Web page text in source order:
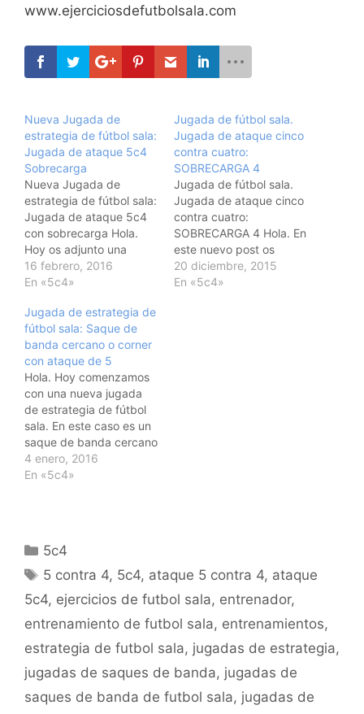
www.ejerciciosdefutbolsala.com
Nueva Jugada de
estrategia de fútbol sala:
Jugada de ataque 5c4
Sobrecarga
Nueva Jugada de
estrategia de fútbol sala:
Jugada de ataque 5c4
con sobrecarga Hola.
Hoy os adjunto una
nueva jugada de
estrategia de fútbol sala.
jugada de ataque 5c4
con sobrecarga en uno
de los lados del ataque.
Dentro de esta
sobrecarga se busca
una…
16 febrero, 2016
En «5c4»
Jugada de fútbol sala.
Jugada de ataque cinco
contra cuatro:
SOBRECARGA 4
Jugada de fútbol sala.
Jugada de ataque cinco
contra cuatro:
SOBRECARGA 4 Hola. En
este nuevo post os
adjunto es nuevas ideas
de ataque 5c4 con
20 diciembre, 2015
En «5c4»
Jugada de estrategia de
fútbol sala: Saque de
banda cercano o corner
con ataque de 5
Hola. Hoy comenzamos
con una nueva jugada
de estrategia de fútbol
sala. En este caso es un
saque de banda cercano
o corner con ataque de
cinco contra cuatro. Os
os ocurren muchas más.
No lo dudo.…
4 enero, 2016
En «5c4»
Categorías
5c4
Etiquetas
5 contra 4, 5c4, ataque 5 contra 4, ataque
5c4, ejercicios de futbol sala, entrenador,
entrenamiento de futbol sala, entrenamientos,
estrategia de futbol sala, jugadas de estrategia,
jugadas de saques de banda, jugadas de
saques de banda de futbol sala, jugadas de